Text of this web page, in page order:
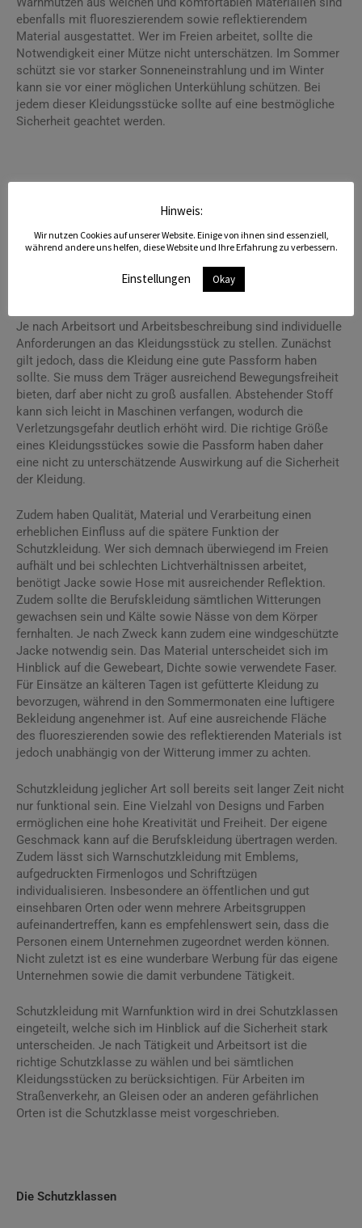
ebenfalls mit fluoreszierendem sowie reflektierendem
Material ausgestattet. Wer im Freien arbeitet, sollte die
Notwendigkeit einer Mütze nicht unterschätzen. Im Sommer
schützt sie vor starker Sonneneinstrahlung und im Winter
kann sie vor einer möglichen Unterkühlung schützen. Bei
jedem dieser Kleidungsstücke sollte auf eine bestmögliche
Sicherheit geachtet werden.
Worauf ist beim Kauf von Warnschutzkleidung Hagen zu
unterschiedlichsten Modellen mit ebenso verschiedenen
Eigenschaften. Bei der großen Auswahl kann es oftmals eine
Je nach Arbeitsort und Arbeitsbeschreibung sind individuelle
Anforderungen an das Kleidungsstück zu stellen. Zunächst
gilt jedoch, dass die Kleidung eine gute Passform haben
sollte. Sie muss dem Träger ausreichend Bewegungsfreiheit
bieten, darf aber nicht zu groß ausfallen. Abstehender Stoff
kann sich leicht in Maschinen verfangen, wodurch die
Verletzungsgefahr deutlich erhöht wird. Die richtige Größe
eines Kleidungsstückes sowie die Passform haben daher
eine nicht zu unterschätzende Auswirkung auf die Sicherheit
der Kleidung.
Zudem haben Qualität, Material und Verarbeitung einen
erheblichen Einfluss auf die spätere Funktion der
Schutzkleidung. Wer sich demnach überwiegend im Freien
aufhält und bei schlechten Lichtverhältnissen arbeitet,
benötigt Jacke sowie Hose mit ausreichender Reflektion.
Zudem sollte die Berufskleidung sämtlichen Witterungen
gewachsen sein und Kälte sowie Nässe von dem Körper
fernhalten. Je nach Zweck kann zudem eine windgeschützte
Jacke notwendig sein. Das Material unterscheidet sich im
Hinblick auf die Gewebeart, Dichte sowie verwendete Faser.
Für Einsätze an kälteren Tagen ist gefütterte Kleidung zu
bevorzugen, während in den Sommermonaten eine luftigere
Bekleidung angenehmer ist. Auf eine ausreichende Fläche
des fluoreszierenden sowie des reflektierenden Materials ist
jedoch unabhängig von der Witterung immer zu achten.
Schutzkleidung jeglicher Art soll bereits seit langer Zeit nicht
nur funktional sein. Eine Vielzahl von Designs und Farben
ermöglichen eine hohe Kreativität und Freiheit. Der eigene
Geschmack kann auf die Berufskleidung übertragen werden.
Zudem lässt sich Warnschutzkleidung mit Emblems,
aufgedruckten Firmenlogos und Schriftzügen
individualisieren. Insbesondere an öffentlichen und gut
einsehbaren Orten oder wenn mehrere Arbeitsgruppen
aufeinandertreffen, kann es empfehlenswert sein, dass die
Personen einem Unternehmen zugeordnet werden können.
Nicht zuletzt ist es eine wunderbare Werbung für das eigene
Unternehmen sowie die damit verbundene Tätigkeit.
Schutzkleidung mit Warnfunktion wird in drei Schutzklassen
eingeteilt, welche sich im Hinblick auf die Sicherheit stark
unterscheiden. Je nach Tätigkeit und Arbeitsort ist die
richtige Schutzklasse zu wählen und bei sämtlichen
Kleidungsstücken zu berücksichtigen. Für Arbeiten im
Straßenverkehr, an Gleisen oder an anderen gefährlichen
Orten ist die Schutzklasse meist vorgeschrieben.
Die Schutzklassen
Hinweis:
Wir nutzen Cookies auf unserer Website. Einige von ihnen sind essenziell,
während andere uns helfen, diese Website und Ihre Erfahrung zu verbessern.
Einstellungen Okay